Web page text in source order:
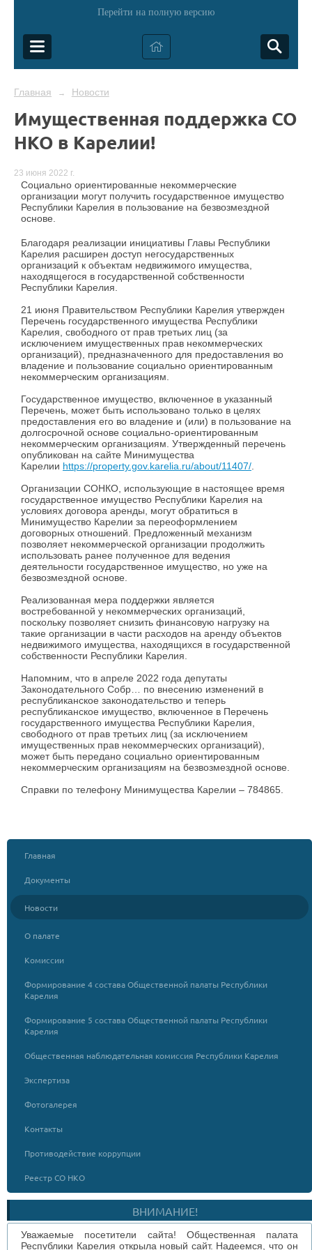
Перейти на полную версию
Главная → Новости
Имущественная поддержка СО
НКО в Карелии!
23 июня 2022 г.
Социально ориентированные некоммерческие
организации могут получить государственное имущество
Республики Карелия в пользование на безвозмездной
основе.
Благодаря реализации инициативы Главы Республики
Карелия расширен доступ негосударственных
организаций к объектам недвижимого имущества,
находящегося в государственной собственности
Республики Карелия.
21 июня Правительством Республики Карелия утвержден
Перечень государственного имущества Республики
Карелия, свободного от прав третьих лиц (за
исключением имущественных прав некоммерческих
организаций), предназначенного для предоставления во
владение и пользование социально ориентированным
некоммерческим организациям.
Государственное имущество, включенное в указанный
Перечень, может быть использовано только в целях
предоставления его во владение и (или) в пользование на
долгосрочной основе социально-ориентированным
некоммерческим организациям. Утвержденный перечень
опубликован на сайте Минимущества
Карелии https://property.gov.karelia.ru/about/11407/
Организации СОНКО, использующие в настоящее время
государственное имущество Республики Карелия на
условиях договора аренды, могут обратиться в
Минимущество Карелии за переоформлением
договорных отношений. Предложенный механизм
позволяет некоммерческой организации продолжить
использовать ранее полученное для ведения
деятельности государственное имущество, но уже на
безвозмездной основе.
Реализованная мера поддержки является
востребованной у некоммерческих организаций,
поскольку позволяет снизить финансовую нагрузку на
такие организации в части расходов на аренду объектов
недвижимого имущества, находящихся в государственной
собственности Республики Карелия.
Напомним, что в апреле 2022 года депутаты
Законодательного Собр… по внесению изменений в
республиканское законодательство и теперь
республиканское имущество, включенное в Перечень
государственного имущества Республики Карелия,
свободного от прав третьих лиц (за исключением
имущественных прав некоммерческих организаций),
может быть передано социально ориентированным
некоммерческим организациям на безвозмездной основе.
Справки по телефону Минимущества Карелии – 784865.
Главная
Документы
Новости
О палате
Комиссии
Формирование 4 состава Общественной палаты Республики
Карелия
Формирование 5 состава Общественной палаты Республики
Карелия
Общественная наблюдательная комиссия Республики Карелия
Экспертиза
Фотогалерея
Контакты
Противодействие коррупции
Реестр СО НКО
ВНИМАНИЕ!
Уважаемые посетители сайта! Общественная палата
Республики Карелия открыла новый сайт. Надеемся, что он